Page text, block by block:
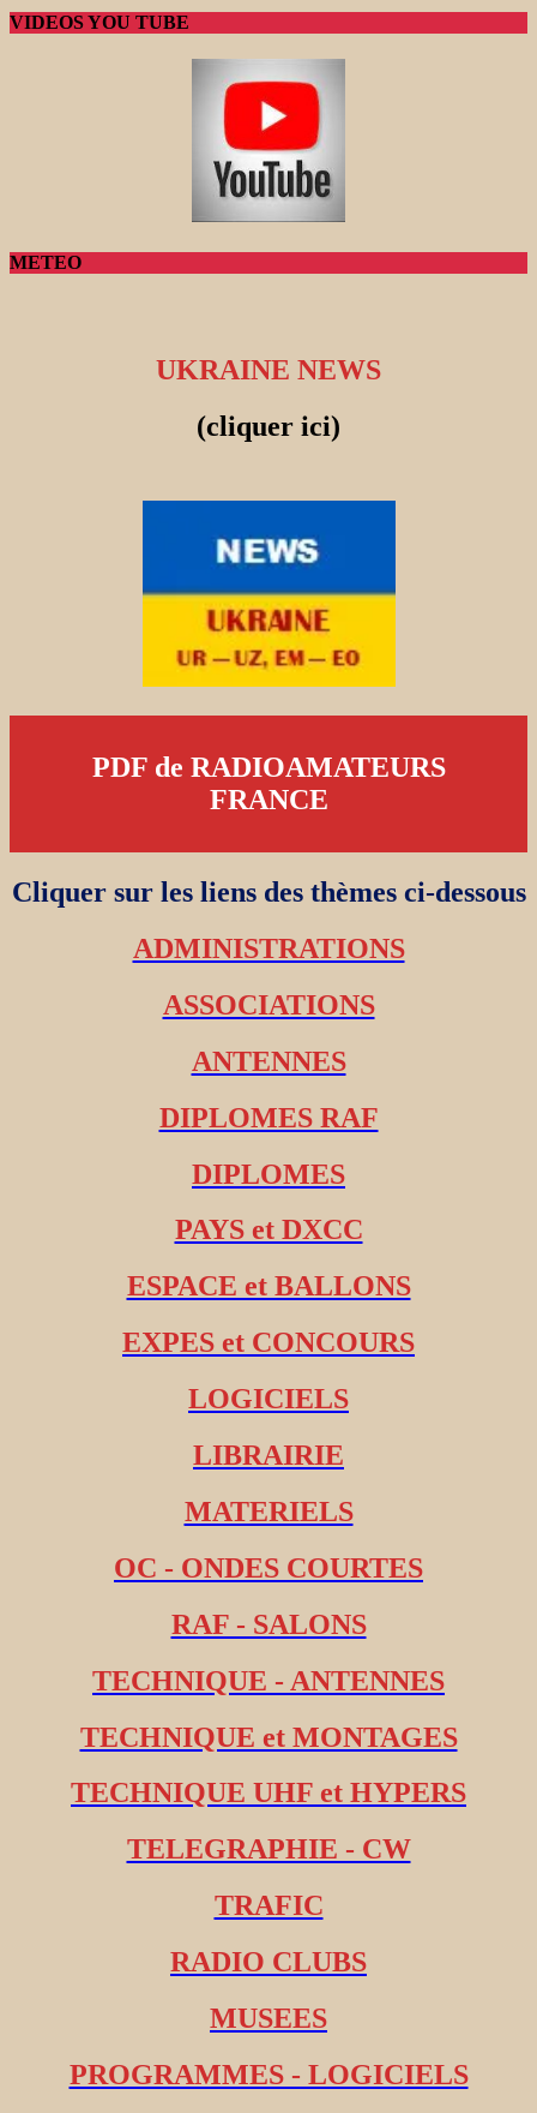
VIDEOS YOU TUBE
METEO
UKRAINE NEWS
(cliquer ici)
PDF de RADIOAMATEURS
FRANCE
Cliquer sur les liens des thèmes ci-dessous
ADMINISTRATIONS
ASSOCIATIONS
ANTENNES
DIPLOMES RAF
DIPLOMES
PAYS et DXCC
ESPACE et BALLONS
EXPES et CONCOURS
LOGICIELS
LIBRAIRIE
MATERIELS
OC - ONDES COURTES
RAF - SALONS
TECHNIQUE - ANTENNES
TECHNIQUE et MONTAGES
TECHNIQUE UHF et HYPERS
TELEGRAPHIE - CW
TRAFIC
RADIO CLUBS
MUSEES
PROGRAMMES - LOGICIELS